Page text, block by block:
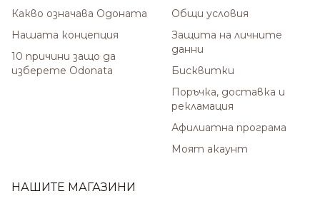
Какво означава Одоната
Нашата концепция
10 причини защо да
изберете Odonata
Общи условия
Защита на личните
данни
Бисквитки
Поръчка, доставка и
рекламация
Афилиатна програма
Моят акаунт
НАШИТЕ МАГАЗИНИ